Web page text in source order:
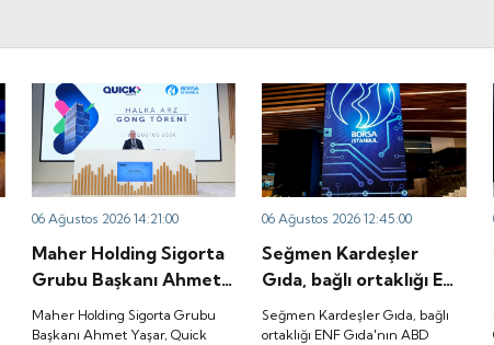
06 Ağustos 2026 14:21:00
Maher Holding Sigorta
Grubu Başkanı Ahmet
Yaşar, Quick Sigorta'nın
halka arzla sermaye
Maher Holding Sigorta Grubu
Başkanı Ahmet Yaşar, Quick
06 Ağustos 2026 12:45:00
Seğmen Kardeşler
Gıda, bağlı ortaklığı ENF
Gıda'nın ABD merkezli
bir müşteriyle 3.15
Seğmen Kardeşler Gıda, bağlı
ortaklığı ENF Gıda'nın ABD